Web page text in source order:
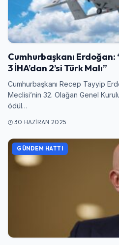
Cumhurbaşkanı
3 İHA’dan 2’si Türk Malı”
Cumhurbaşkanı Recep Tayyip
Meclisi’nin 32. Olağan Genel
ödül…
30 HAZIRAN 2025
GÜNDEM HATTI